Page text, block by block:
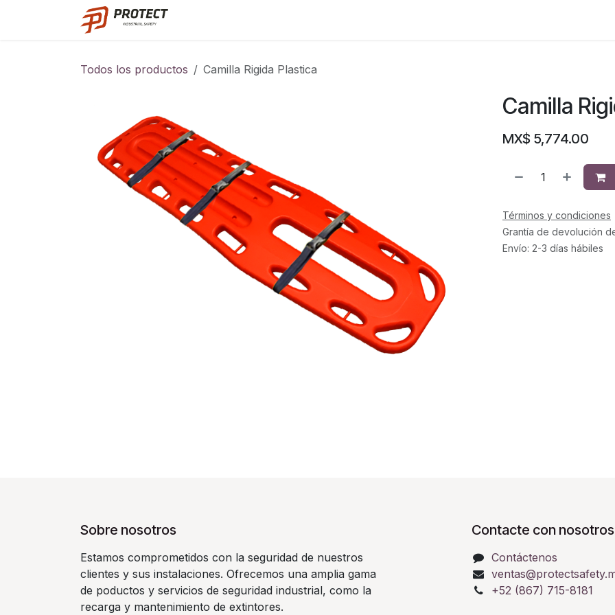
Todos los productos Camilla Rigida Plastica
Camilla
MX$ 5,774.00
Términos y condiciones
Grantía de devolución
Envío: 2-3 días hábiles
Sobre nosotros
Estamos comprometidos con la seguridad de nuestros
clientes y sus instalaciones. Ofrecemos una amplia gama
de poductos y servicios de seguridad industrial, como la
recarga y mantenimiento de extintores.
Contacte con nosotros
Contáctenos
+52 (867) 715-8181